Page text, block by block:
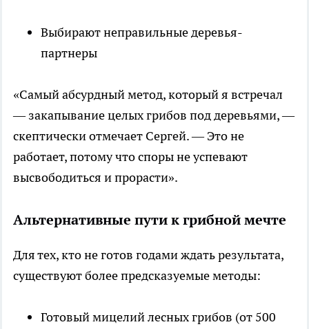
Выбирают неправильные деревья-
партнеры
«Самый абсурдный метод, который я встречал
— закапывание целых грибов под деревьями, —
скептически отмечает Сергей. — Это не
работает, потому что споры не успевают
высвободиться и прорасти».
Альтернативные пути к грибной мечте
Для тех, кто не готов годами ждать результата,
существуют более предсказуемые методы:
Готовый мицелий лесных грибов (от 500